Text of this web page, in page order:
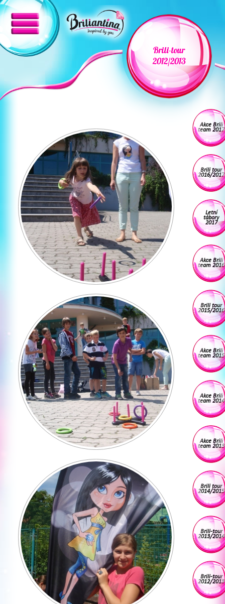
Brili-tour
2012/2013
Akce Brili
team 2017
Brili tour
2016/2017
Letní
tábory
2017
Akce Brili
team 2016
Brili tour
2015/2016
Akce Brili
team 2015
Akce Brili
team 2014
Akce Brili
team 2013
Brili tour
2014/2015
Brili-tour
2013/2014
Brili-tour
2012/2013